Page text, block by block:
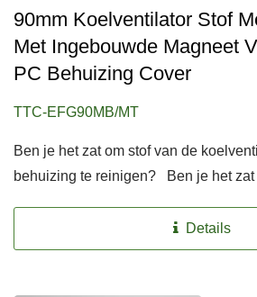
90mm Koelventilator Stof
Met Ingebouwde Magneet
PC Behuizing Cover
TTC-EFG90MB/MT
Ben je het zat om stof van de
behuizing te reinigen? Ben je het zat
Details